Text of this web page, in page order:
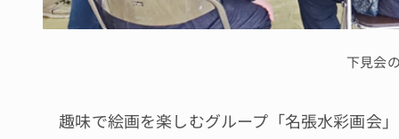
下見会
趣味で絵画を楽しむグループ「名張水彩画会